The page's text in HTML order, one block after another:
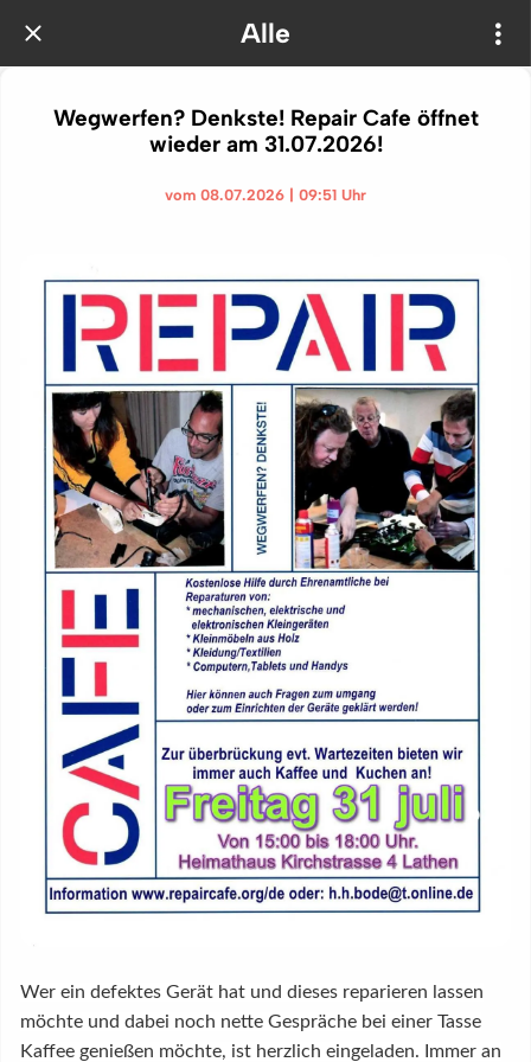
Alle
Wegwerfen? Denkste! Repair Cafe öffnet
wieder am 31.07.2026!
vom 08.07.2026 | 09:51 Uhr
Wer ein defektes Gerät hat und dieses reparieren lassen
möchte und dabei noch nette Gespräche bei einer Tasse
Kaffee genießen möchte, ist herzlich eingeladen. Immer an